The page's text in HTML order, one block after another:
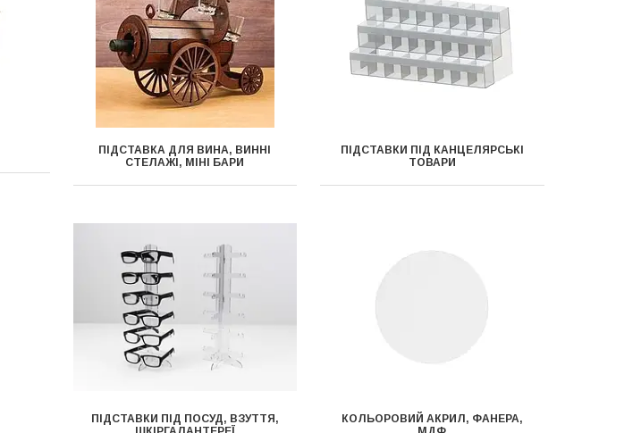
ПІДСТАВКА ДЛЯ ВИНА, ВИННІ
СТЕЛАЖІ, МІНІ БАРИ
ПІДСТАВКИ ПІД КАНЦЕЛЯРСЬКІ
ТОВАРИ
ПІДСТАВКИ ПІД ПОСУД, ВЗУТТЯ,
КОЛЬОРОВИЙ АКРИЛ, ФАНЕРА,